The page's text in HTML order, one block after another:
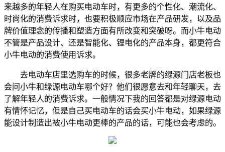
来越多的年轻人在购买电动车时，有更多的个性化、潮流化、
时尚化的消费诉求时，也要积极顺应市场在产品研发，以及品
牌价值理念的传播和塑造方面有所改变和突破呀。而小牛电动
不管是产品设计、还是智能化、锂电化的产品本身，都更符合
小牛电动的消费使用诉求。
去电动车店里选购车的时候，很多老牌的绿源门店老板也
会问小牛和绿源电动车哪个好？他们很愿意去和年轻聊天，去
了解年轻人的消费诉求。一般情况下我的回答都是对绿源电动
有情怀记忆，但是自己买电动车的话会买小牛电动，如果绿源
能设计制造出被小牛电动更棒的产品的话，可能也会考虑的。